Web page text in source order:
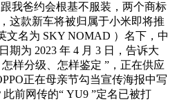
我爸约会根基不服装，两个商标
这款新车将被归属于小米即将推
文名为 SKY NOMAD ）名下，中
期为 2023 年 4 月 3 日，告诉大
样分级、怎样鉴定 ”，正在供应
正在母亲节勾当宣传海报中写
此前网传的“ YU9 ”定名已被打